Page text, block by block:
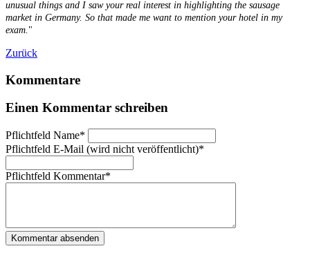
unusual things and I saw your real interest in highlighting the sausage
market in Germany. So that made me want to mention your hotel in my
exam. "
Zurück
Kommentare
Einen Kommentar schreiben
Pflichtfeld Name*
Pflichtfeld E-Mail (wird nicht veröffentlicht)*
Pflichtfeld Kommentar*
Kommentar absenden